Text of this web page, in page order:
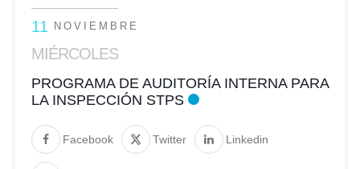
11 NOVIEMBRE
MIÉRCOLES
PROGRAMA DE AUDITORÍA INTERNA PARA
LA INSPECCIÓN STPS
Facebook Twitter Linkedin